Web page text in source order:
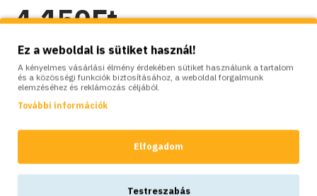
Maximális kapacitás:75 liter
Maximális kapacitás zárt állapotban:
Anyag:PVC (polivinil-klorid)
Törzs maximális átmérője:
Töltési magasság:
Szín:Zöld
Tulajdonságok:
Készlet: Raktáron
Brand: Bradas
Súly:0.70kg
4,150Ft
Nettó ár: 3,268Ft
SZÍNVARIÁCIÓK:
Ez a weboldal is sütiket használ!
A kényelmes vásárlási élmény érdekében sütiket használunk a tartalom
és a közösségi funkciók biztosításához, a weboldal forgalmunk
elemzéséhez és reklámozás céljából.
További információk
Elfogadom
Testreszabás